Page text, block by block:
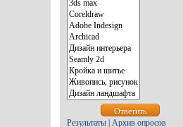
Результаты Архив опросов